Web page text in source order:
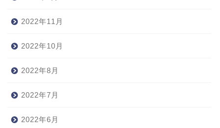
2022年11月
2022年10月
2022年8月
2022年7月
2022年6月